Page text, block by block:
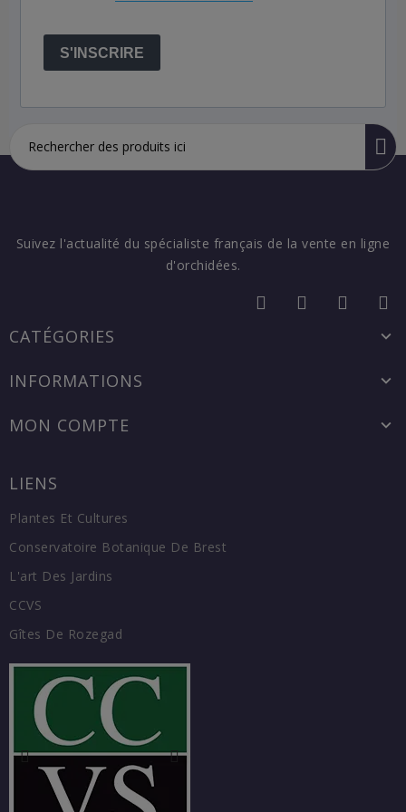
S'INSCRIRE
Suivez l'actualité du spécialiste français de la vente en ligne
d'orchidées.
CATÉGORIES
INFORMATIONS
MON COMPTE
LIENS
Plantes Et Cultures
Conservatoire Botanique De Brest
L'art Des Jardins
CCVS
Gîtes De Rozegad